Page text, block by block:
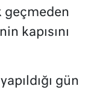
geçmeden
kapısını
gün